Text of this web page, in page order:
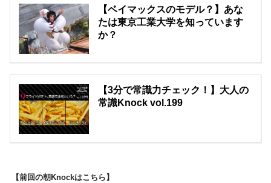
【ベイマックスのモデル？】あな
たは東京工業大学を知っています
か？
【3分で常識力チェック！】大人の
常識Knock vol.199
【前回の朝Knockはこちら】